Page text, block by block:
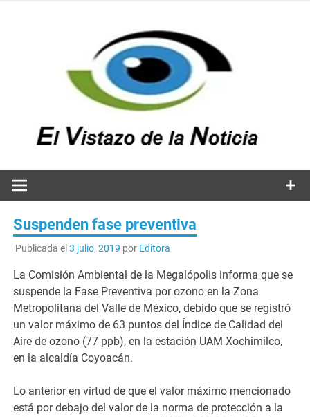
Suspenden fase preventiva
Publicada el 3 julio, 2019 por Editora
La Comisión Ambiental de la Megalópolis informa que se
suspende la Fase Preventiva por ozono en la Zona
Metropolitana del Valle de México, debido que se registró
un valor máximo de 63 puntos del Índice de Calidad del
Aire de ozono (77 ppb), en la estación UAM Xochimilco,
en la alcaldía Coyoacán.
Lo anterior en virtud de que el valor máximo mencionado
está por debajo del valor de la norma de protección a la